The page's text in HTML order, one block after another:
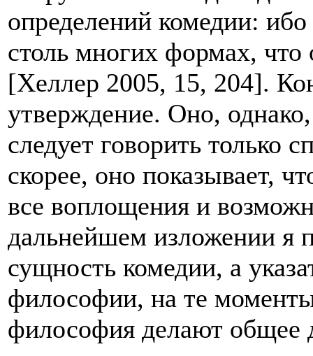
определений комедии: ибо
столь многих формах,
[Хеллер 2005, 15, 204].
утверждение. Оно,
следует говорить только
скорее, оно показывает,
все воплощения и
дальнейшем изложении я
сущность комедии, а
философии, на те
философия делают общее